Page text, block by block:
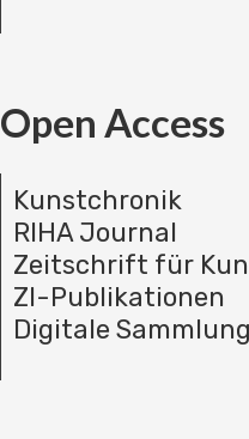
Open Access
Kunstchronik
RIHA Journal
Zeitschrift für
ZI-Publikationen
Digitale